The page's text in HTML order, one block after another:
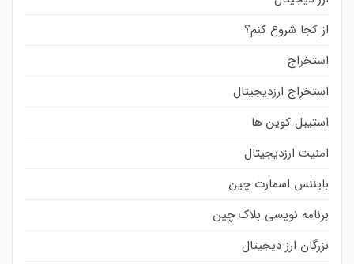
از کجا شروع کنم؟
استخراج
استخراج ارزدیجیتال
استیبل کوین ها
امنیت ارزدیجیتال
بایننس اسمارت چین
برنامه نویسی بلاک چین
بزرگان ارز دیجیتال